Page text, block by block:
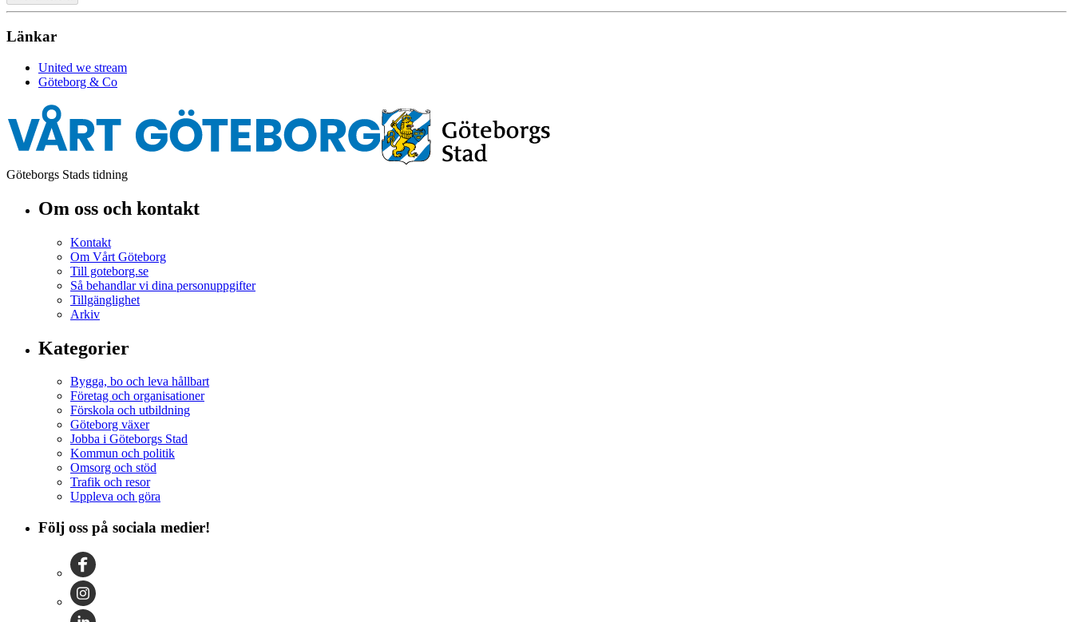
Länkar
United we stream
Göteborg & Co
Göteborgs Stads tidning
Om oss och kontakt
Kontakt
Om Vårt Göteborg
Till goteborg.se
Så behandlar vi dina personuppgifter
Tillgänglighet
Arkiv
Kategorier
Bygga, bo och leva hållbart
Företag och organisationer
Förskola och utbildning
Göteborg växer
Jobba i Göteborgs Stad
Kommun och politik
Omsorg och stöd
Trafik och resor
Uppleva och göra
Följ oss på sociala medier!